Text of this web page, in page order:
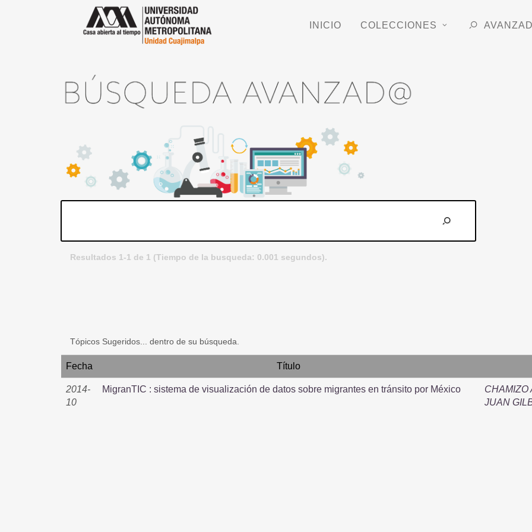
INICIO COLECCIONES
Resultados 1-1 de 1 (Tiempo de la busqueda: 0.001 segundos).
Tópicos Sugeridos... dentro de su búsqueda.
Fecha Título
2014-
10
MigranTIC : sistema de visualización de datos sobre migrantes en tránsito por México
CHAMIZO
JUAN